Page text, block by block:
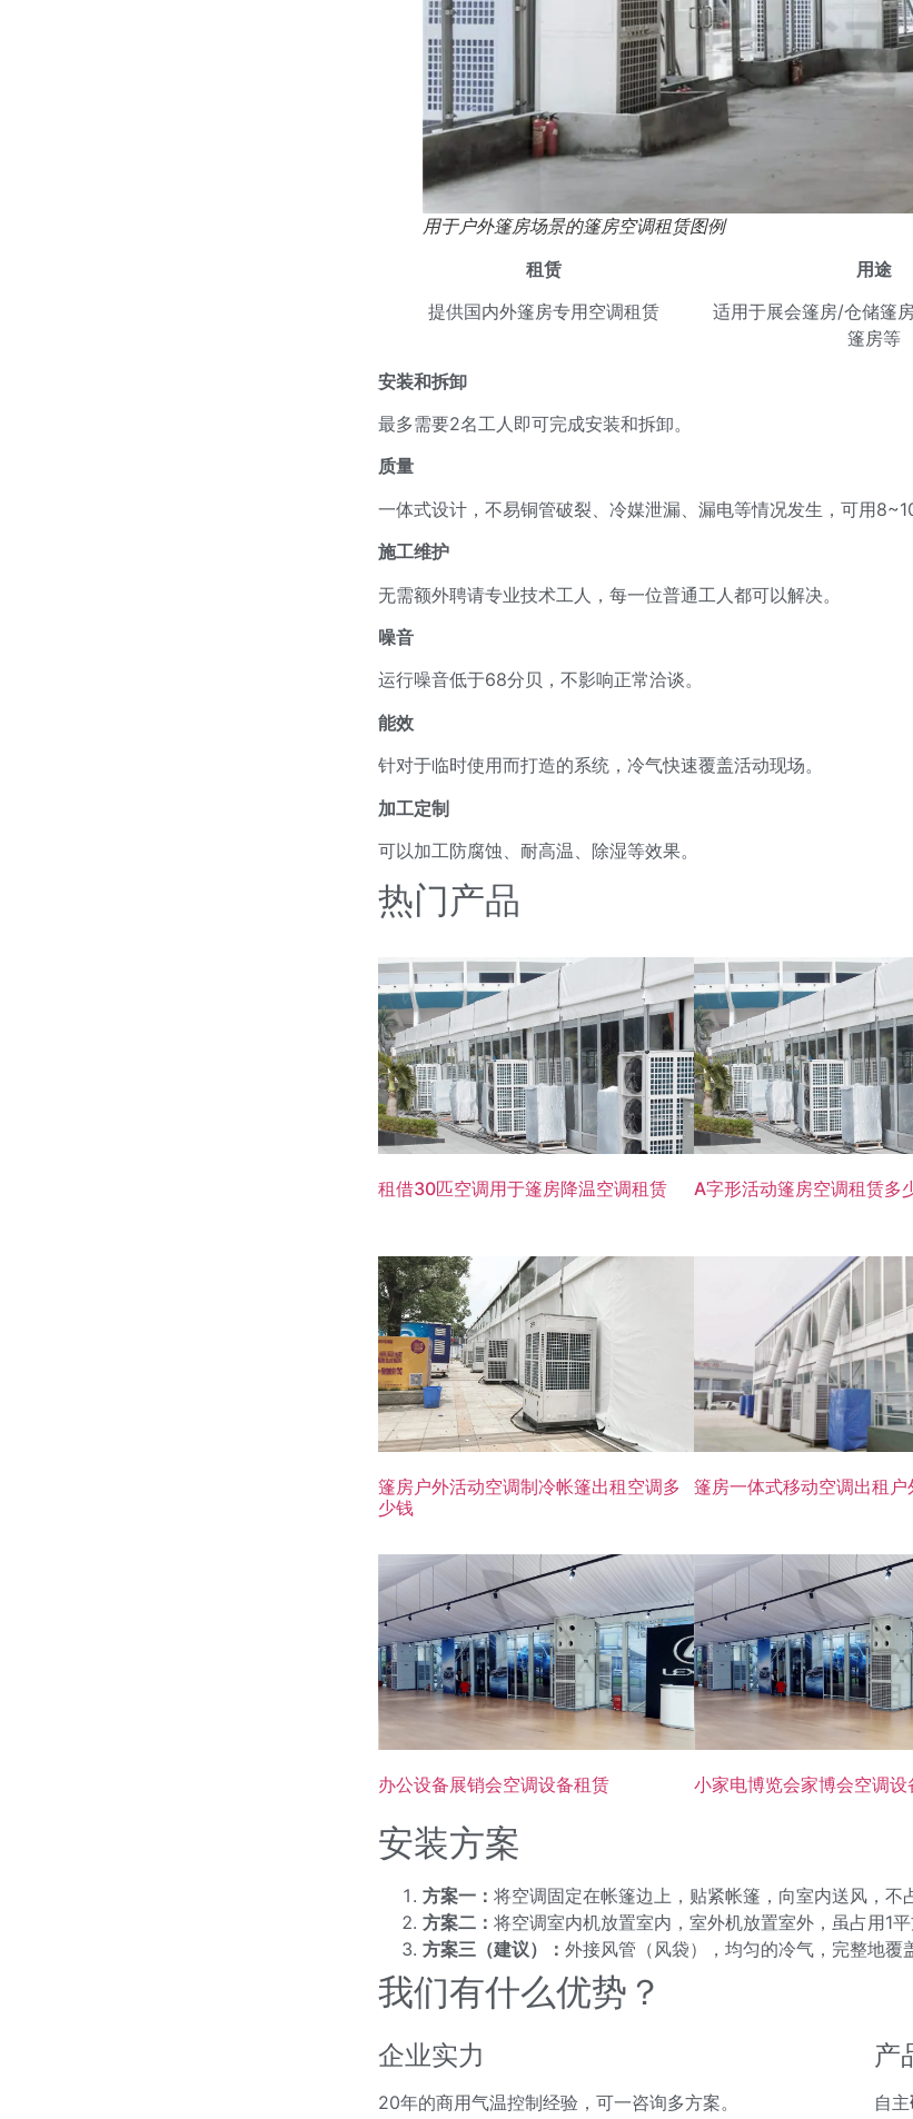
用于户外篷房场景的篷房空调租赁图例
租赁
提供国内外篷房专用空调租赁
用途
适用于展会篷房/仓储篷
篷房等
安装和拆卸
最多需要2名工人即可完成安装和拆卸。
质量
一体式设计，不易铜管破裂、冷媒泄漏、漏电等情况发生，可用8~10
施工维护
无需额外聘请专业技术工人，每一位普通工人都可以解决。
噪音
运行噪音低于68分贝，不影响正常洽谈。
能效
针对于临时使用而打造的系统，冷气快速覆盖活动现场。
加工定制
可以加工防腐蚀、耐高温、除湿等效果。
热门产品
租借30匹空调用于篷房降温空调租赁 A字形活动篷房空调租赁多
篷房户外活动空调制冷帐篷出租空调多
少钱
篷房一体式移动空调出租户
办公设备展销会空调设备租赁 小家电博览会家博会空调设
安装方案
方案一： 将空调固定在帐篷边上，贴紧帐篷，向室内送风，不
方案二： 将空调室内机放置室内，室外机放置室外，虽占用1
方案三（建议）： 外接风管（风袋），均匀的冷气，完整地覆
我们有什么优势？
企业实力
20年的商用气温控制经验，可一咨询多方案。
产
自主